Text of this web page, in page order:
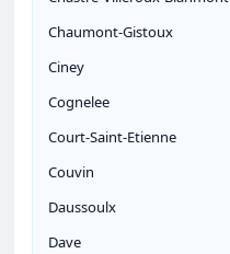
Chaumont-Gistoux
Ciney
Cognelee
Court-Saint-Etienne
Couvin
Daussoulx
Dave